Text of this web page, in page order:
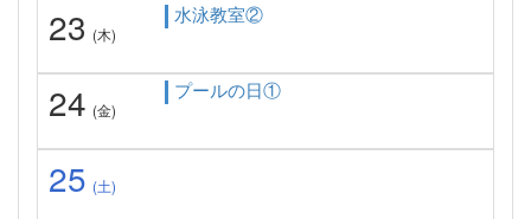
23 (木)
水泳教室②
24 (金)
プールの日①
25 (土)